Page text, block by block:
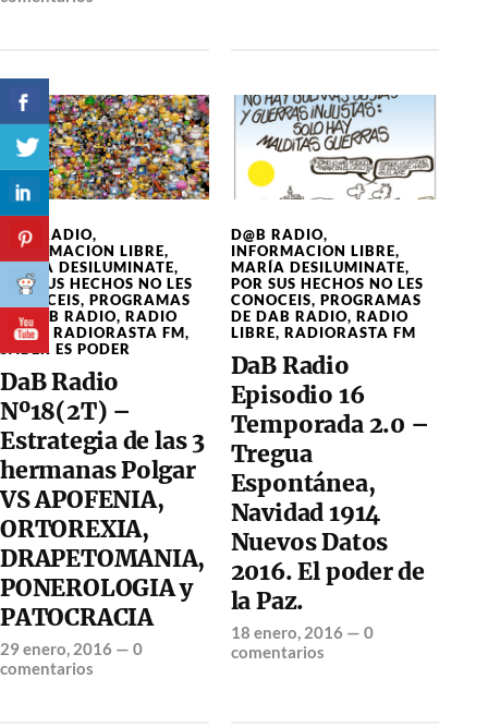
D@B RADIO,
INFORMACION LIBRE,
MARÍA DESILUMINATE,
POR SUS HECHOS NO LES
CONOCEIS, PROGRAMAS
DE DAB RADIO, RADIO
LIBRE
RADIORASTA FM,
SABER ES PODER
DaB Radio
Nº18(2T) –
Estrategia de las 3
hermanas Polgar
VS APOFENIA,
ORTOREXIA,
DRAPETOMANIA,
PONEROLOGIA y
PATOCRACIA
29 enero, 2016 — 0
comentarios
D@B RADIO,
INFORMACION LIBRE,
MARÍA DESILUMINATE,
POR SUS HECHOS NO LES
CONOCEIS, PROGRAMAS
DE DAB RADIO, RADIO
LIBRE, RADIORASTA FM
DaB Radio
Episodio 16
Temporada 2.0 –
Tregua
Espontánea,
Navidad 1914
Nuevos Datos
2016. El poder de
la Paz.
18 enero, 2016— 0
comentarios